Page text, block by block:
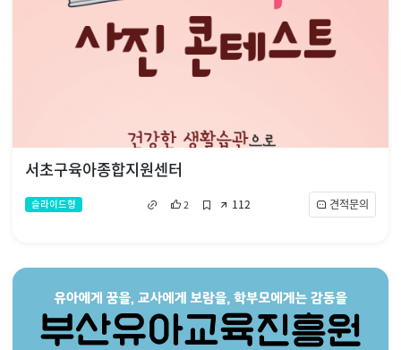
서초구육아종합지원센터
슬라이드형 2 112 견적문의